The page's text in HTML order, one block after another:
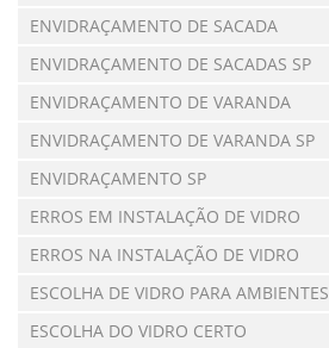
ENVIDRAÇAMENTO DE SACADA
ENVIDRAÇAMENTO DE SACADAS SP
ENVIDRAÇAMENTO DE VARANDA
ENVIDRAÇAMENTO DE VARANDA SP
ENVIDRAÇAMENTO SP
ERROS EM INSTALAÇÃO DE VIDRO
ERROS NA INSTALAÇÃO DE VIDRO
ESCOLHA DE VIDRO PARA AMBIENTES
ESCOLHA DO VIDRO CERTO